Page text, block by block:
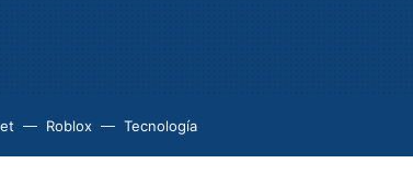
Roblox Tecnología